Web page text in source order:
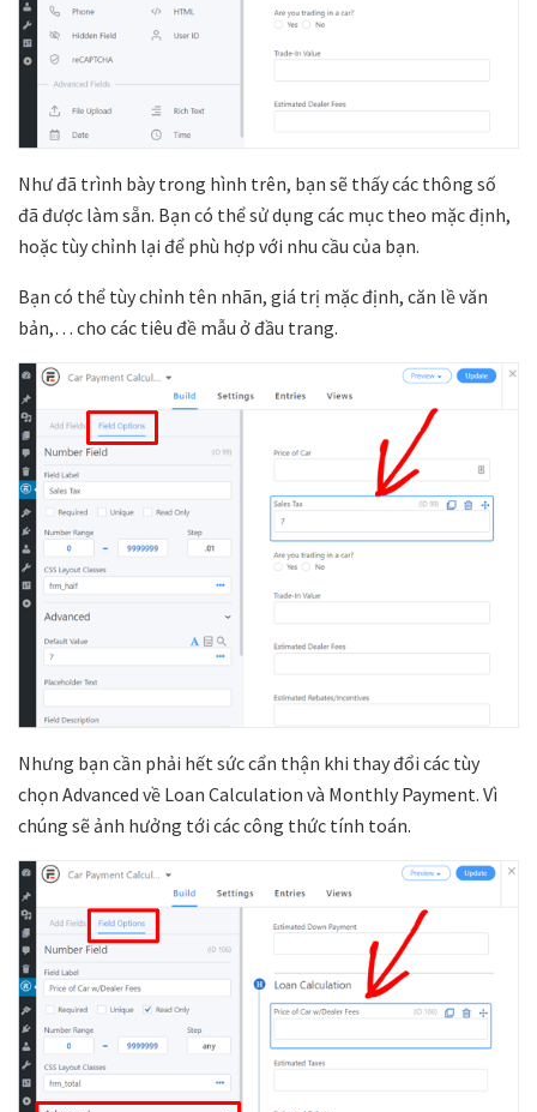
Như đã trình bày trong hình trên, bạn sẽ thấy các thông số
đã được làm sẵn. Bạn có thể sử dụng các mục theo mặc định,
hoặc tùy chỉnh lại để phù hợp với nhu cầu của bạn.
Bạn có thể tùy chỉnh tên nhãn, giá trị mặc định, căn lề văn
bản,… cho các tiêu đề mẫu ở đầu trang.
Nhưng bạn cần phải hết sức cẩn thận khi thay đổi các tùy
chọn Advanced về Loan Calculation và Monthly Payment. Vì
chúng sẽ ảnh hưởng tới các công thức tính toán.